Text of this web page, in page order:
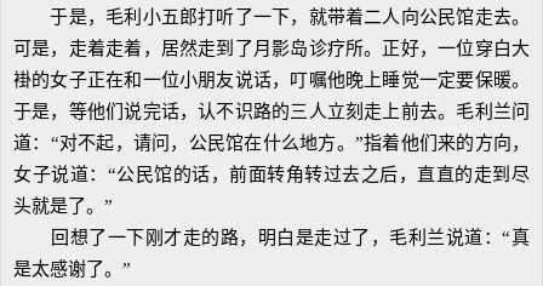
于是，毛利小五郎打听了一下，就带着二人向公民馆走去。
可是，走着走着，居然走到了月影岛诊疗所。正好，一位穿白大
褂的女子正在和一位小朋友说话，叮嘱他晚上睡觉一定要保暖。
于是，等他们说完话，认不识路的三人立刻走上前去。毛利兰问
道：“对不起，请问，公民馆在什么地方。”指着他们来的方向，
女子说道：“公民馆的话，前面转角转过去之后，直直的走到尽
头就是了。”
回想了一下刚才走的路，明白是走过了，毛利兰说道：“真
是太感谢了。”